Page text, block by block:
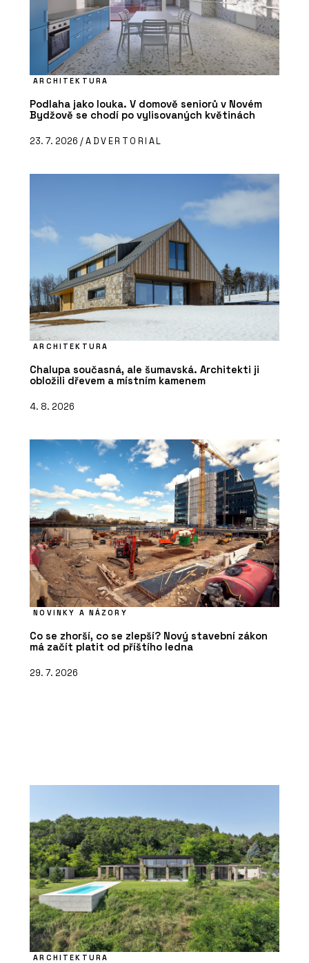
ARCHITEKTURA
Podlaha jako louka. V domově seniorů v Novém
Bydžově se chodí po vylisovaných květinách
23. 7. 2026 /ADVERTORIAL
ARCHITEKTURA
Chalupa současná, ale šumavská. Architekti ji
obložili dřevem a místním kamenem
4. 8. 2026
NOVINKY A NÁZORY
Co se zhorší, co se zlepší? Nový stavební zákon
má začít platit od příštího ledna
29. 7. 2026
ARCHITEKTURA